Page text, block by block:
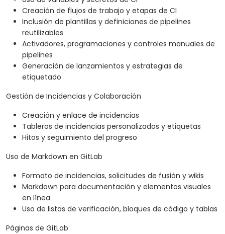
Creación de flujos de trabajo y etapas de CI
Inclusión de plantillas y definiciones de pipelines
reutilizables
Activadores, programaciones y controles manuales de
pipelines
Generación de lanzamientos y estrategias de
etiquetado
Gestión de Incidencias y Colaboración
Creación y enlace de incidencias
Tableros de incidencias personalizados y etiquetas
Hitos y seguimiento del progreso
Uso de Markdown en GitLab
Formato de incidencias, solicitudes de fusión y wikis
Markdown para documentación y elementos visuales
en línea
Uso de listas de verificación, bloques de código y tablas
Páginas de GitLab